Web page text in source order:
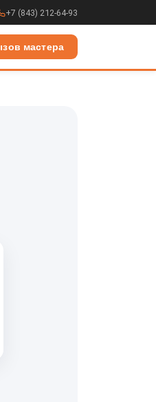
+7 (843) 212-64-93
мастера